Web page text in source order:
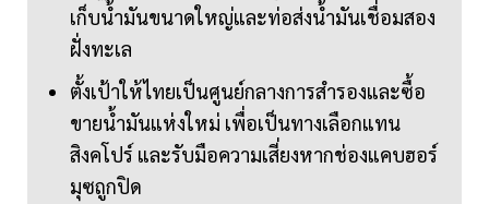
เก็บน้ำมันขนาดใหญ่และท่อส่งน้ำมันเชื่อมสอง
ฝั่งทะเล
ตั้งเป้าให้ไทยเป็นศูนย์กลางการสำรองและซื้อ
ขายน้ำมันแห่งใหม่ เพื่อเป็นทางเลือกแทน
สิงคโปร์ และรับมือความเสี่ยงหากช่องแคบฮอร์
มุซถูกปิด